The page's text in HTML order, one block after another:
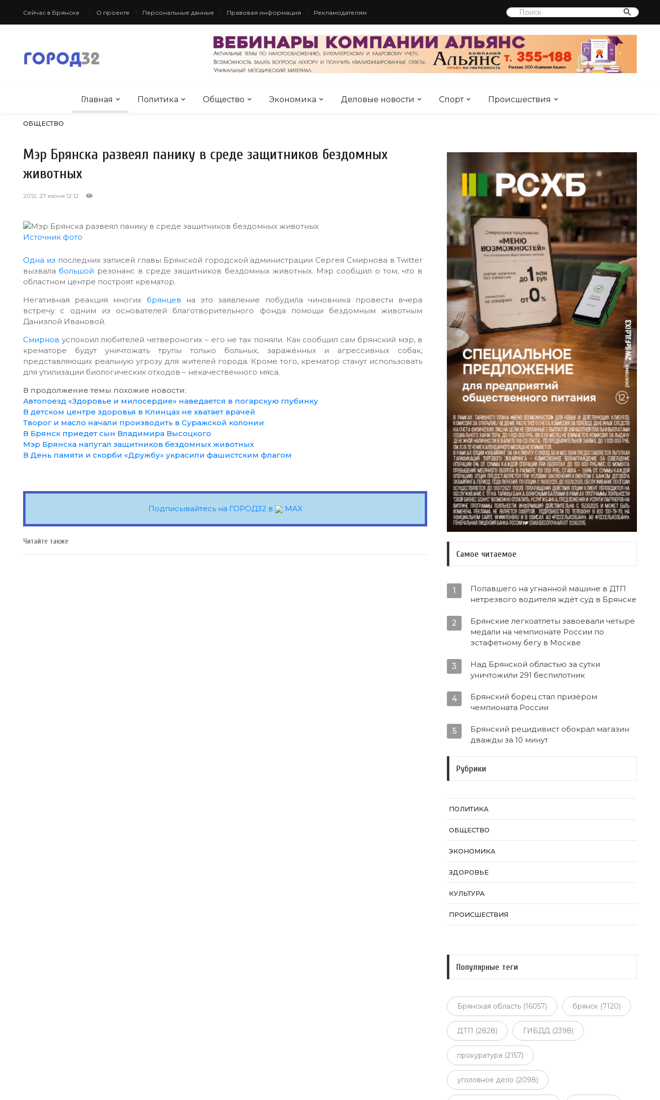
Сейчас в Брянске О проекте Персональные данные Правовая информация Рекламодателям
Главная Политика Общество Экономика Деловые новости Спорт Происшествия
ОБЩЕСТВО
Мэр Брянска развеял панику в среде защитников бездомных
животных
2012, 27 июня 12:12
Источник фото
Одна из последних записей главы Брянской городской администрации Сергея Смирнова в Twitter
вызвалабольшой резонанс в среде защитников бездомных животных. Мэр сообщил о том, что в
областном центре построят крематор.
Негативная реакция многих брянцев на это заявление побудила чиновника провести вчера
встречу с одним из основателей благотворительного фонда помощи бездомным животным
Даниэлой Ивановой.
Смирнов успокоил любителей четвероногих – его не так поняли. Как сообщил сам брянский мэр, в
крематоре будут уничтожать трупы только больных, заражённых и агрессивных собак,
представляющих реальную угрозу для жителей города. Кроме того, крематор станут использовать
для утилизации биологических отходов – некачественного мяса.
В продолжение темы похожие новости:
Автопоезд «Здоровье и милосердие» наведается в погарскую глубинку
В детском центре здоровья в Клинцах не хватает врачей
Творог и масло начали производить в Суражской колонии
В Брянск приедет сын Владимира Высоцкого
Мэр Брянска напугал защитников бездомных животных
В День памяти и скорби «Дружбу» украсили фашистским флагом
Подписывайтесь на ГОРОД32 в MAX
Читайте также
Самое читаемое
1
Попавшего на угнанной машине в ДТП
нетрезвого водителя ждёт суд в Брянске
2
Брянские легкоатлеты завоевали четыре
медали на чемпионате России по
эстафетному бегу в Москве
3
Над Брянской областью за сутки
уничтожили 291 беспилотник
4
Брянский борец стал призёром
чемпионата России
5
Брянский рецидивист обокрал магазин
дважды за 10 минут
Рубрики
ПОЛИТИКА
ОБЩЕСТВО
ЭКОНОМИКА
ЗДОРОВЬЕ
КУЛЬТУРА
ПРОИСШЕСТВИЯ
Популярные теги
Брянская область (16057) брянск (7120)
ДТП (2828) ГИБДД (2398)
прокуратура (2157)
уголовное дело (2098)